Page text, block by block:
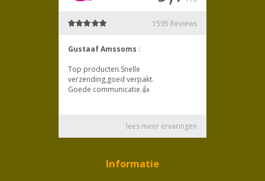
Informatie